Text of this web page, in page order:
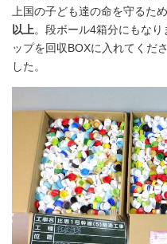
上国の子ども達の命を守るた
以上。段ボール4箱分にもな
ップを回収BOXに入れてくだ
した。